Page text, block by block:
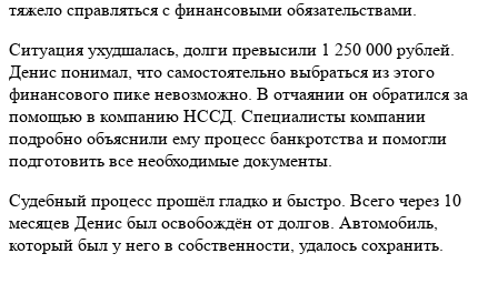
тяжело справляться с финансовыми обязательствами.
Ситуация ухудшалась, долги превысили 1 250 000 рублей.
Денис понимал, что самостоятельно выбраться из этого
финансового пике невозможно. В отчаянии он обратился за
помощью в компанию НССД. Специалисты компании
подробно объяснили ему процесс банкротства и помогли
подготовить все необходимые документы.
Судебный процесс прошёл гладко и быстро. Всего через 10
месяцев Денис был освобождён от долгов. Автомобиль,
который был у него в собственности, удалось сохранить.